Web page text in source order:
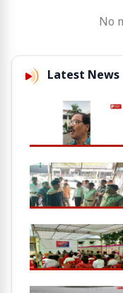
No
Latest News